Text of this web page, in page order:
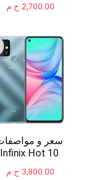
ج.م 2,700.00
سعر و
Infinix Hot 10
ج.م 3,800.00